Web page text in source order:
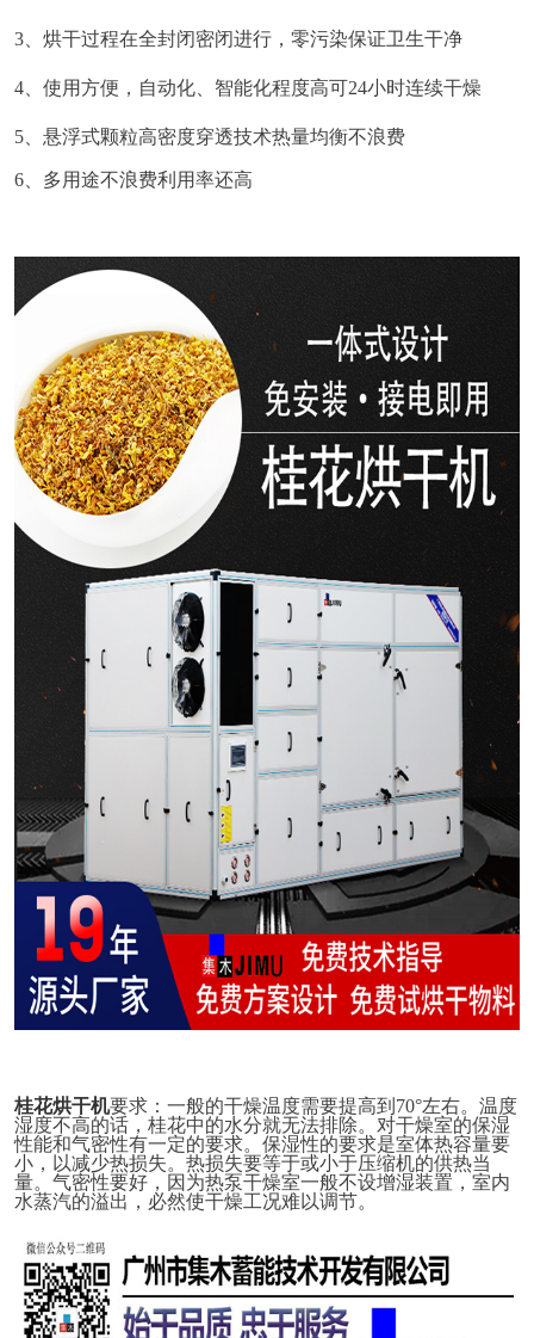
3、烘干过程在全封闭密闭进行，零污染保证卫生干净
4、使用方便，自动化、智能化程度高可24小时连续干燥
5、 悬浮式颗粒高密度穿透技术热量均衡不浪费
6、 多用途不浪费利用率还高
桂花烘干机要求： 一般的干燥温度需要提高到 70°左右。 温度
湿度不高的话，桂花中的水分就无法排除。对干燥室的保湿
性能和气密性有一定的要求。保湿性的要求是室体热容量要
小，以减少热损失。热损失要等于或小于压缩机的供热当
量。气密性要好，因为热泵干燥室一般不设增湿装置，室内
水蒸汽的溢出，必然使干燥工况难以调节。